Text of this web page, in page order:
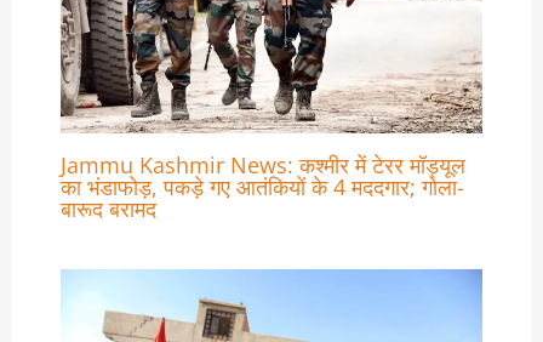
Jammu Kashmir News: कश्मीर में टेरर मॉड्यूल
का भंडाफोड़, पकड़े गए आतंकियों के 4 मददगार; गोला-
बारूद बरामद